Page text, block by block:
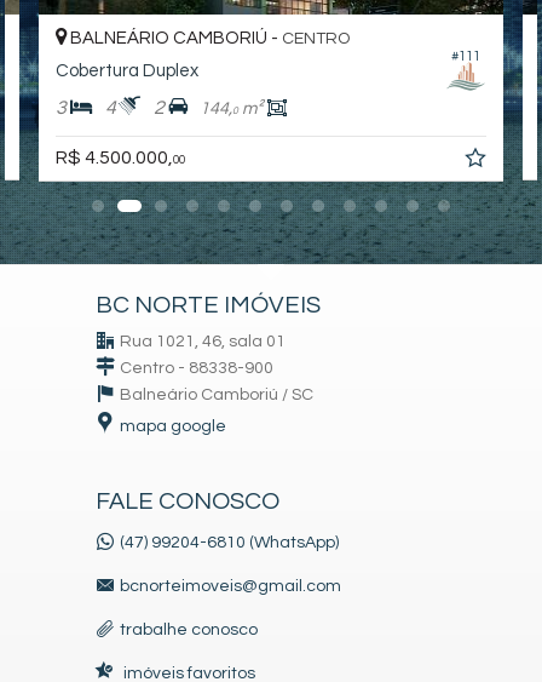
#111
BALNEÁRIO CAMBORIÚ - CENTRO
Cobertura Duplex
3 4 2 144,0m²
R$ 4.500.000, 00
BC NORTE IMÓVEIS
Rua 1021, 46, sala 01
Centro - 88338-900
Balneário Camboriú / SC
mapa google
FALE CONOSCO
(47) 99204-6810 (WhatsApp)
bcnorteimoveis@gmail.com
trabalhe conosco
imóveis favoritos